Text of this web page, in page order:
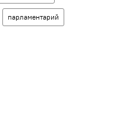
парламентарий